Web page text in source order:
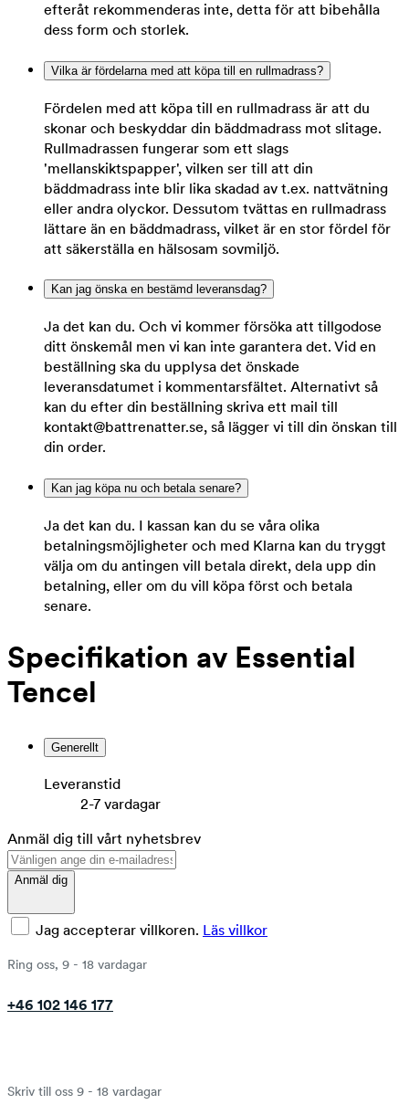
efteråt rekommenderas inte, detta för att bibehålla
dess form och storlek.
Vilka är fördelarna med att köpa till en rullmadrass?
Fördelen med att köpa till en rullmadrass är att du
skonar och beskyddar din bäddmadrass mot slitage.
Rullmadrassen fungerar som ett slags
'mellanskiktspapper', vilken ser till att din
bäddmadrass inte blir lika skadad av t.ex. nattvätning
eller andra olyckor. Dessutom tvättas en rullmadrass
lättare än en bäddmadrass, vilket är en stor fördel för
att säkerställa en hälsosam sovmiljö.
Kan jag önska en bestämd leveransdag?
Ja det kan du. Och vi kommer försöka att tillgodose
ditt önskemål men vi kan inte garantera det. Vid en
beställning ska du upplysa det önskade
leveransdatumet i kommentarsfältet. Alternativt så
kan du efter din beställning skriva ett mail till
kontakt@battrenatter.se, så lägger vi till din önskan till
din order.
Kan jag köpa nu och betala senare?
Ja det kan du. I kassan kan du se våra olika
betalningsmöjligheter och med Klarna kan du tryggt
välja om du antingen vill betala direkt, dela upp din
betalning, eller om du vill köpa först och betala
senare.
Specifikation av Essential
Tencel
Generellt
Leveranstid
2-7 vardagar
Anmäl dig till vårt nyhetsbrev
Anmäl dig
Jag accepterar villkoren. Läs villkor
Ring oss, 9 - 18 vardagar
+46 102 146 177
Skriv till oss 9 - 18 vardagar